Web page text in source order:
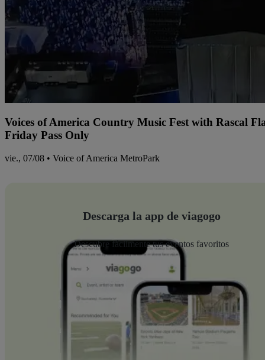
Voices of America Country Music Fest with Rascal
Friday Pass Only
vie., 07/08 • Voice of America MetroPark
Descarga la app de viagogo
Descubre fácilmente tus eventos favoritos